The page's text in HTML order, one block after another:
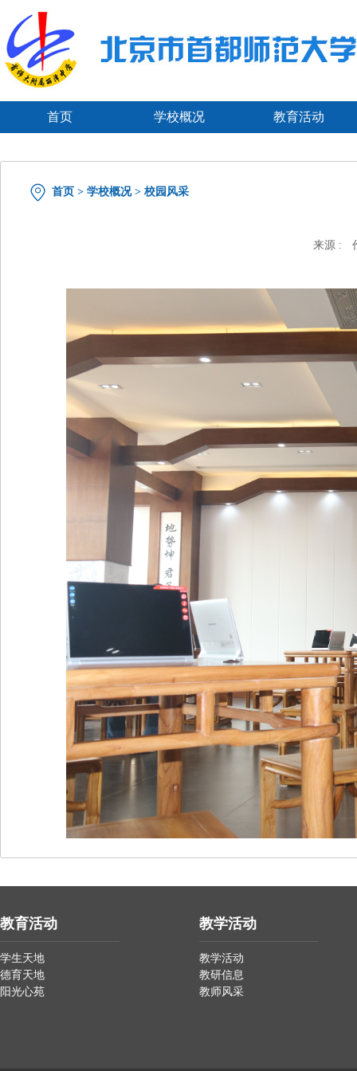
首页 学校概况 教育活动
首页 > 学校概况> 校园风采
来源 :
教育活动
学生天地
德育天地
阳光心苑
教学活动
教学活动
教研信息
教师风采